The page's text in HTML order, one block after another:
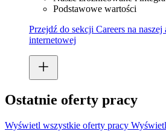
Podstawowe wartości
Przejdź do sekcji Careers na
internetowej
Ostatnie oferty pracy
Wyświetl wszystkie oferty pracy